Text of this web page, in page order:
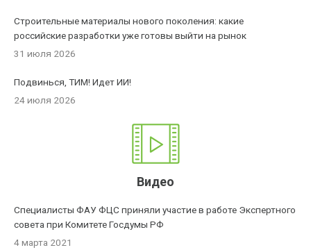
Строительные материалы нового поколения: какие
российские разработки уже готовы выйти на рынок
31 июля 2026
Подвинься, ТИМ! Идет ИИ!
24 июля 2026
Видео
Специалисты ФАУ ФЦС приняли участие в работе Экспертного
совета при Комитете Госдумы РФ
4 марта 2021